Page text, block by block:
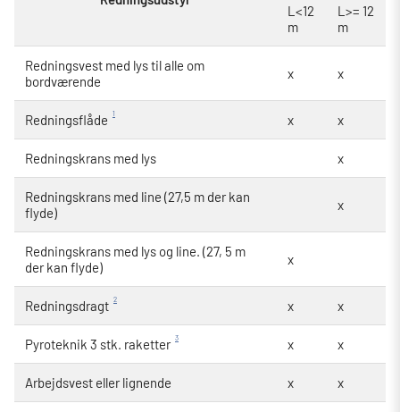
L<12
m
L>= 12
m
Redningsvest med lys til alle om
bordværende
x x
Redningsflåde 1 x x
Redningskrans med lys x
Redningskrans med line (27,5 m der kan
flyde)
x
Redningskrans med lys og line. (27, 5 m
der kan flyde)
x
Redningsdragt 2 x x
Pyroteknik 3 stk. raketter 3 x x
Arbejdsvest eller lignende x x